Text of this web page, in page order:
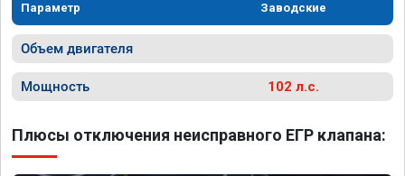
Параметр Заводские
Объем двигателя
Мощность 102 л.с.
Плюсы отключения неисправного ЕГР клапана: